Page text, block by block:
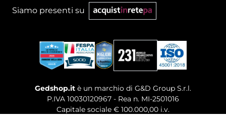
Siamo presenti su
Gedshop.it è un marchio di G&D Group S.r.l.
P.IVA 10030120967 - Rea n. MI-2501016
Capitale sociale € 100.000,00 i.v.